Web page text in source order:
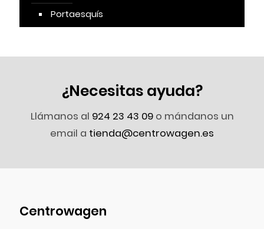
Portaesquís
¿Necesitas ayuda?
Llámanos al 924 23 43 09o mándanos un
email a tienda@centrowagen.es
Centrowagen